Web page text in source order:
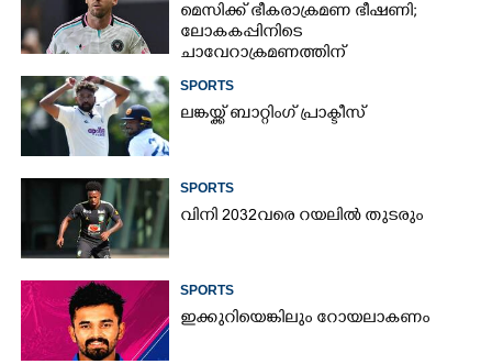
മെസിക്ക് ഭീകരാക്രമണ ഭീഷണി;
ലോകകപ്പിനിടെ
ചാവേറാക്രമണത്തിന്
SPORTS
ലങ്കയ്ക്ക് ബാറ്റിംഗ് പ്രാക്ടീസ്
SPORTS
വിനി 2032വരെ റയലിൽ തുടരും
SPORTS
ഇക്കുറിയെങ്കിലും റോയലാകണം